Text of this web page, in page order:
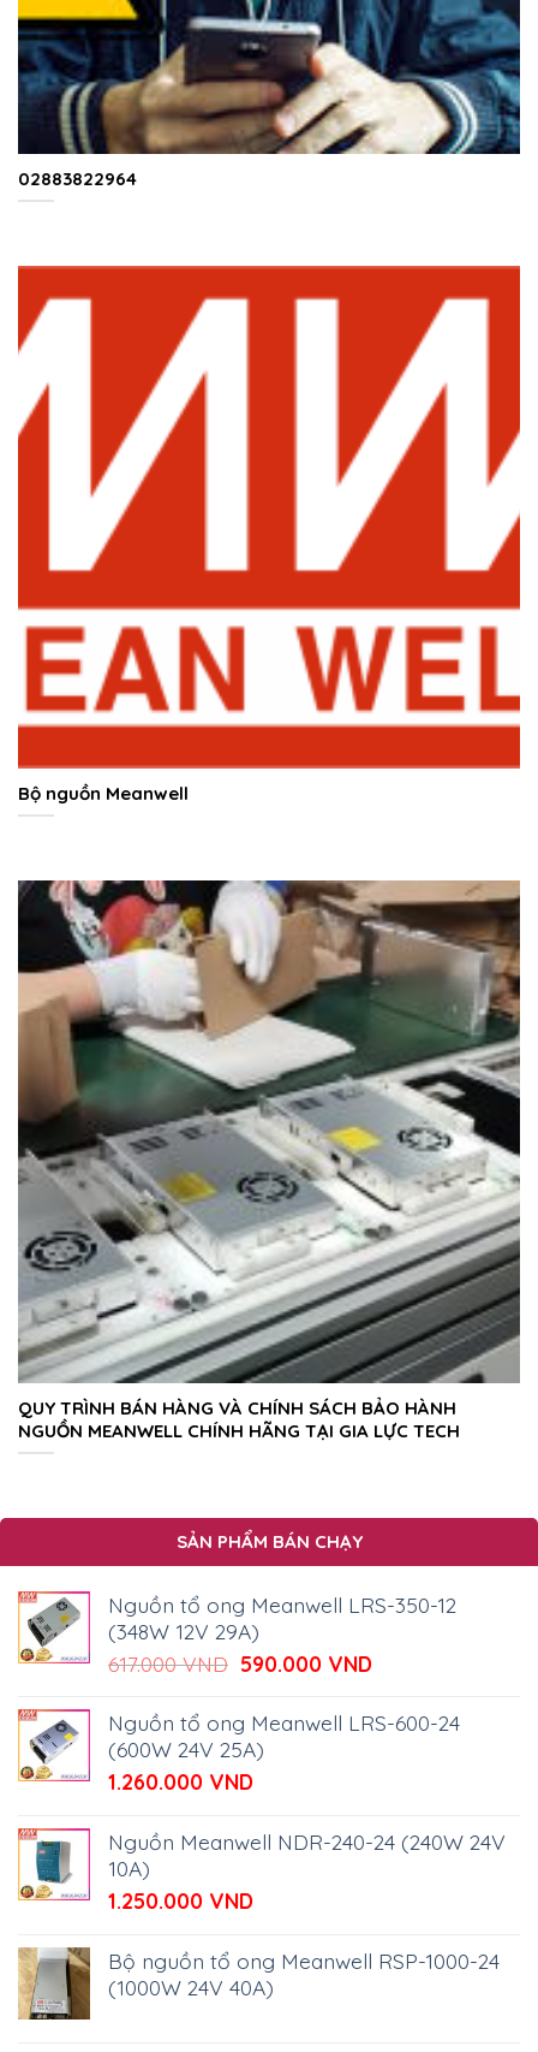
02883822964
Bộ nguồn Meanwell
QUY TRÌNH BÁN HÀNG VÀ CHÍNH SÁCH BẢO HÀNH
NGUỒN MEANWELL CHÍNH HÃNG TẠI GIA LỰC TECH
SẢN PHẨM BÁN CHẠY
Nguồn tổ ong Meanwell LRS-350-12
(348W 12V 29A)
617.000VND Giá
là:
617.000 VND.
590.000 VND
tại
Nguồn tổ ong Meanwell LRS-600-24
(600W 24V 25A)
1.260.000 VND
Nguồn Meanwell NDR-240-24 (240W 24V
10A)
1.250.000 VND
Bộ nguồn tổ ong Meanwell RSP-1000-24
(1000W 24V 40A)